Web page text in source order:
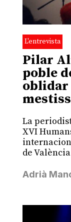
L'entrevista
Pilar
poble
oblidar
La
XVI
de València
Adrià